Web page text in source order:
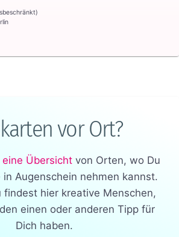
vor Ort?
Übersicht von Orten, wo Du
Augenschein nehmen kannst.
findest hier kreative Menschen,
einen oder anderen Tipp für
Dich haben.